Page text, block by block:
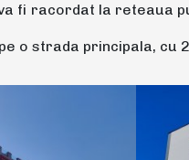
fi racordat la reteaua
o strada principala, cu